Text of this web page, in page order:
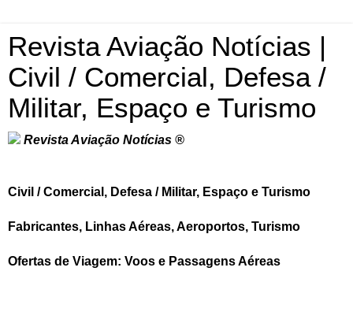
Revista Aviação Notícias |
Civil / Comercial, Defesa /
Militar, Espaço e Turismo
Revista Aviação Notícias ®
Civil / Comercial, Defesa / Militar, Espaço e Turismo
Fabricantes, Linhas Aéreas, Aeroportos, Turismo
Ofertas de Viagem: Voos e Passagens Aéreas